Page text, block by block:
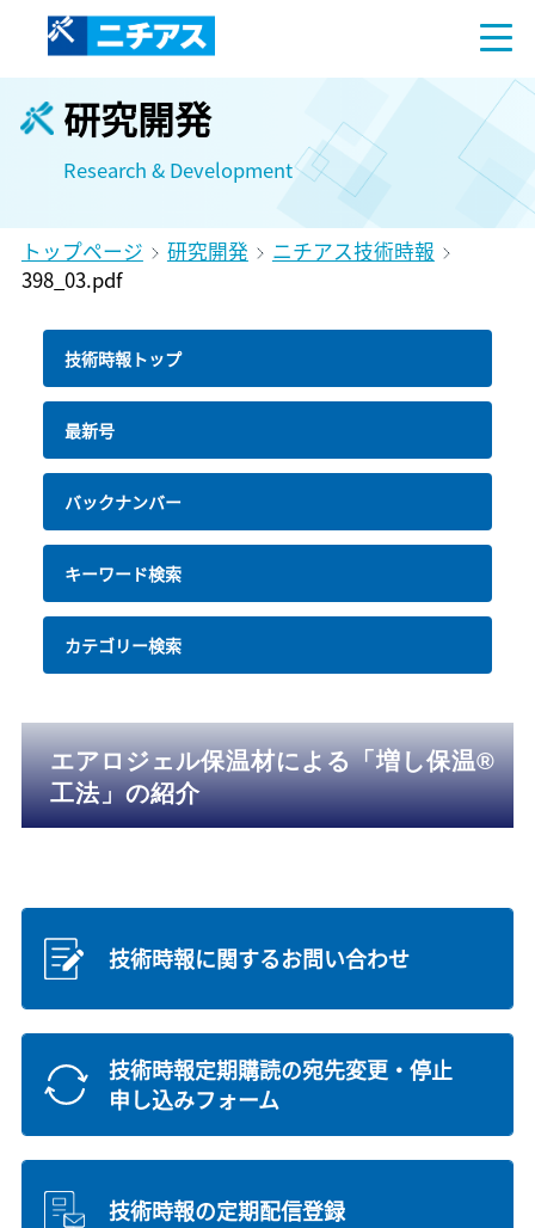
研究開発
Research & Development
トップページ 研究開発
ニチアス技術時報
398_03.pdf
技術時報トップ
最新号
バックナンバー
キーワード検索
カテゴリー検索
エアロジェル保温材による「増し保温®
工法」の紹介
技術時報に関するお問い合わせ
技術時報定期購読の宛先変更・停止
申し込みフォーム
技術時報の定期配信登録